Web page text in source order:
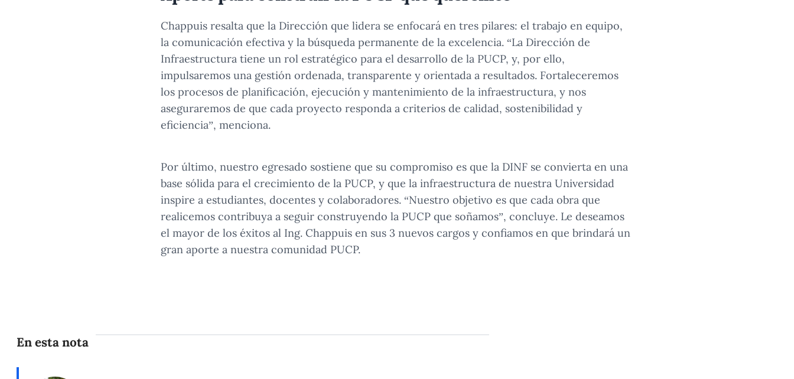
Chappuis resalta que la Dirección que lidera se enfocará en tres pilares: el trabajo en equipo,
la comunicación efectiva y la búsqueda permanente de la excelencia. “La Dirección de
Infraestructura tiene un rol estratégico para el desarrollo de la PUCP, y, por ello,
impulsaremos una gestión ordenada, transparente y orientada a resultados. Fortaleceremos
los procesos de planificación, ejecución y mantenimiento de la infraestructura, y nos
aseguraremos de que cada proyecto responda a criterios de calidad, sostenibilidad y
eficiencia”, menciona.
Por último, nuestro egresado sostiene que su compromiso es que la DINF se convierta en una
base sólida para el crecimiento de la PUCP, y que la infraestructura de nuestra Universidad
inspire a estudiantes, docentes y colaboradores. “Nuestro objetivo es que cada obra que
realicemos contribuya a seguir construyendo la PUCP que soñamos”, concluye. Le deseamos
el mayor de los éxitos al Ing. Chappuis en sus 3 nuevos cargos y confiamos en que brindará un
gran aporte a nuestra comunidad PUCP.
En esta nota